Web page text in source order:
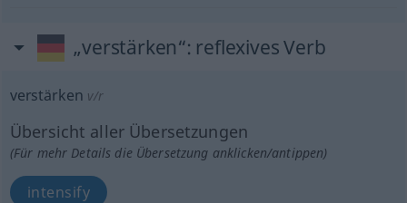
„verstärken“: reflexives Verb
verstärken v/r
Übersicht aller Übersetzungen
(Für mehr Details die Übersetzung anklicken/antippen)
intensify